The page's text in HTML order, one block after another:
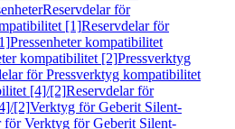
Reservdelar för
[1]Reservdelar för
Pressenheter kompatibilitet
kompatibilitet [2]Pressverktyg
för Pressverktyg kompatibilitet
[4]/[2]Reservdelar för
[2]Verktyg för Geberit Silent-
för Verktyg för Geberit Silent-